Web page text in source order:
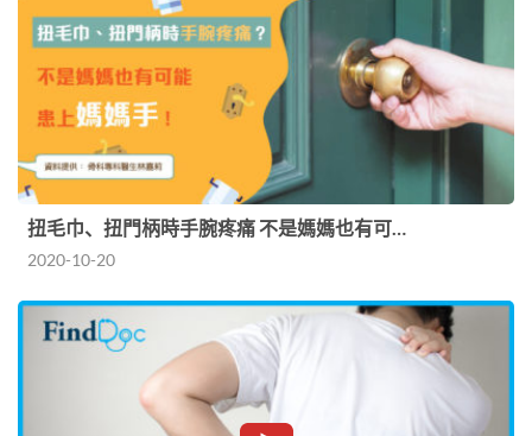
扭毛巾、扭門柄時手腕疼痛 不是媽媽也有可…
2020-10-20